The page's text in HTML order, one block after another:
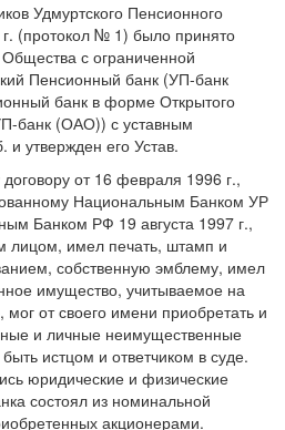
Удмуртского Пенсионного
(протокол № 1) было принято
с ограниченной
Пенсионный банк (УП-банк
банк в форме Открытого
банк (ОАО)) с уставным
утвержден его Устав.
от 16 февраля 1996 г.,
Национальным Банком УР
Банком РФ 19 августа 1997 г.,
лицом, имел печать, штамп и
собственную эмблему, имел
имущество, учитываемое на
от своего имени приобретать и
и личные неимущественные
истцом и ответчиком в суде.
юридические и физические
состоял из номинальной
акционерами.